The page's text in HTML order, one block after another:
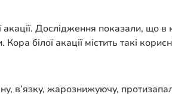
акації. Дослідження показали, що в
білої акації містить такі
в’язку, жарознижуючу,